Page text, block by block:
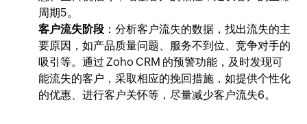
周期5。
客户流失阶段 ：分析客户流失的数据，找出流失的主
要原因，如产品质量问题、服务不到位、竞争对手的
吸引等。通过 Zoho CRM 的预警功能，及时发现可
能流失的客户，采取相应的挽回措施，如提供个性化
的优惠、进行客户关怀等，尽量减少客户流失6。